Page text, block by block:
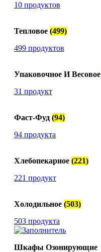
10 продуктов
Тепловое (499)
499 продуктов
Упаковочное И Весовое
31 продукт
Фаст-Фуд (94)
94 продукта
Хлебопекарное (221)
221 продукт
Холодильное (503)
503 продукта
Шкафы Озонирующие